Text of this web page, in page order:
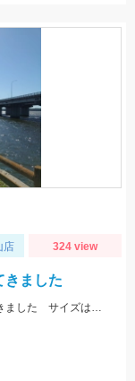
店 324 view
ました
当店から近い緑が浜と佐奈川河口の状況を確認してきました サイズはまだ小さめ 針サイズは6号がよさそうです